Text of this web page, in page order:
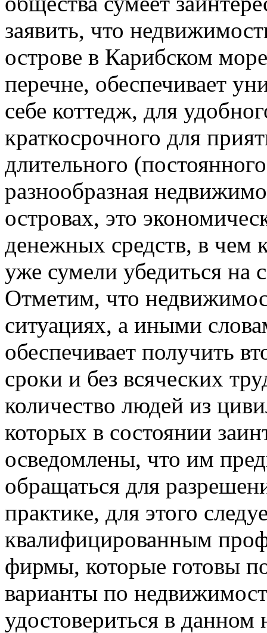
заявить, что
острове в Карибском
перечне, обеспечивает
себе коттедж, для
краткосрочного для
длительного
разнообразная
островах, это
денежных средств, в чем
уже сумели убедиться на
Отметим, что
ситуациях, а иными
обеспечивает получить
сроки и без всяческих
количество людей из
которых в состоянии
осведомлены, что им
обращаться для
практике, для этого
квалифицированным
фирмы, которые готовы
варианты по
удостовериться в данном